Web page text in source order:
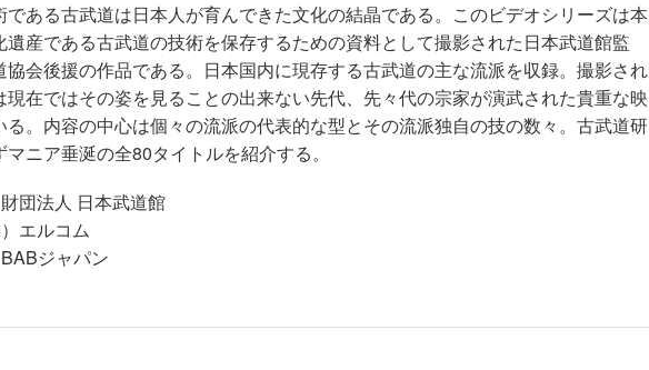
である古武道は日本人が育んできた文化の結晶である。このビデオシリーズは本
遺産である古武道の技術を保存するための資料として撮影された日本武道館監
協会後援の作品である。日本国内に現存する古武道の主な流派を収録。撮影され
現在ではその姿を見ることの出来ない先代、先々代の宗家が演武された貴重な映
る。内容の中心は個々の流派の代表的な型とその流派独自の技の数々。古武道研
ニア垂涎の全80タイトルを紹介する。
財団法人 日本武道館
エルコム
ジャパン